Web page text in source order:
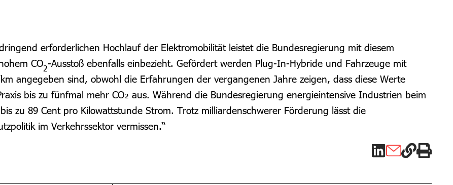
erforderlichen Hochlauf der Elektromobilität leistet die Bundesregierung mit diesem
CO2-Ausstoß ebenfalls einbezieht. Gefördert werden Plug-In-Hybride und Fahrzeuge mit
angegeben sind, obwohl die Erfahrungen der vergangenen Jahre zeigen, dass diese Werte
bis zu fünfmal mehr CO₂ aus. Während die Bundesregierung energieintensive Industrien beim
zu 89 Cent pro Kilowattstunde Strom. Trotz milliardenschwerer Förderung lässt die
im Verkehrssektor vermissen.“